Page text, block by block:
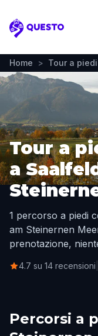
Questo
Home > Tour a piedi
Tour a
a
1 percorso a piedi
am Steinernen
prenotazione,
4.7 su 14 recensioni
Percorsi a